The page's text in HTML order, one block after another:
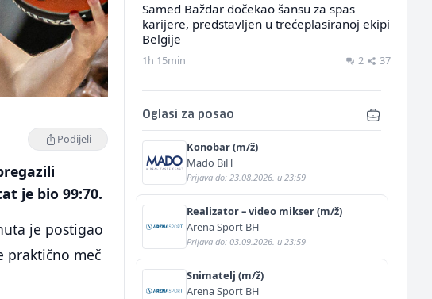
Podijeli
je bio 99:70.
je postigao
praktično meč
Samed Baždar dočekao šansu za spas
karijere, predstavljen u trećeplasiranoj ekipi
Belgije
1h 15min 2 37
Oglasi za posao
Konobar (m/ž)
Mado BiH
Prijava do: 23.08.2026. u 23:59
Realizator – video mikser (m/ž)
Arena Sport BH
Prijava do: 03.09.2026. u 23:59
Snimatelj (m/ž)
Arena Sport BH